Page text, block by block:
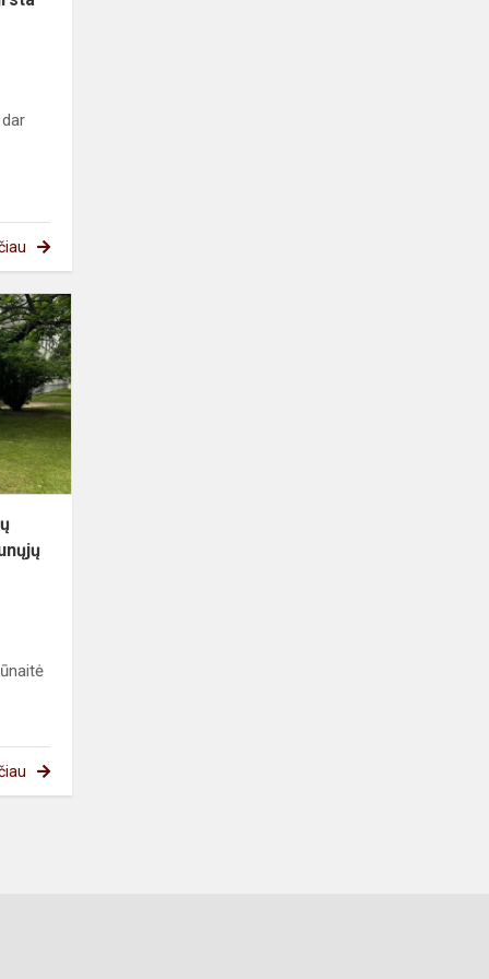
Mūsų
Auksė
tarp
geriausių
Steam
dailės
konkurso
jaunųjų